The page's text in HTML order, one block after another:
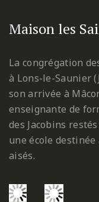
Maison les
La congrégation
à Lons-le-Saunier
son arrivée à
enseignante de
des Jacobins
une école
aisés.